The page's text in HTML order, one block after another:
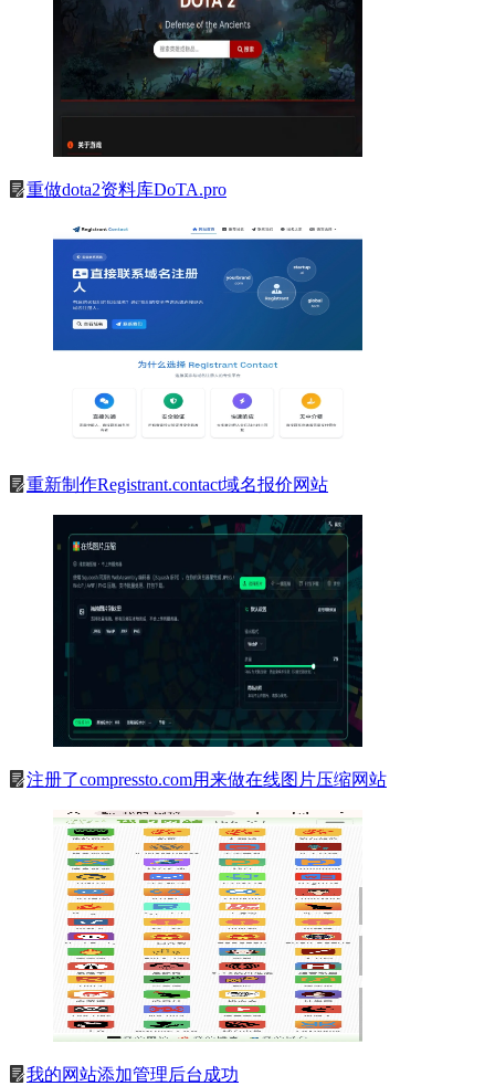
重做dota2资料库DoTA.pro
重新制作Registrant.contact域名报价网站
注册了compressto.com用来做在线图片压缩网站
我的网站添加管理后台成功